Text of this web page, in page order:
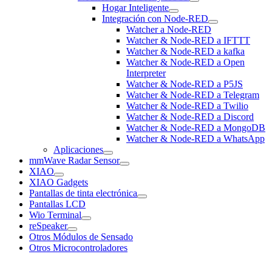
Hogar Inteligente
Integración con Node-RED
Watcher a Node-RED
Watcher & Node-RED a IFTTT
Watcher & Node-RED a kafka
Watcher & Node-RED a Open
Interpreter
Watcher & Node-RED a P5JS
Watcher & Node-RED a Telegram
Watcher & Node-RED a Twilio
Watcher & Node-RED a Discord
Watcher & Node-RED a MongoDB
Watcher & Node-RED a WhatsApp
Aplicaciones
mmWave Radar Sensor
XIAO
XIAO Gadgets
Pantallas de tinta electrónica
Pantallas LCD
Wio Terminal
reSpeaker
Otros Módulos de Sensado
Otros Microcontroladores